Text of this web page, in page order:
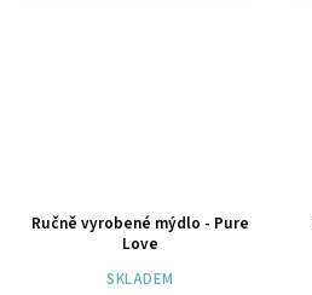
Ručně vyrobené mýdlo - Pure
Love
SKLADEM